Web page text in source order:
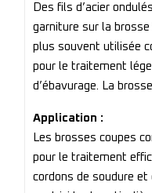
Des fils d’acier
garniture sur la
plus souvent utilisée
pour le traitement
d’ébavurage. La
Application :
Les brosses coupes
pour le traitement
cordons de soudure